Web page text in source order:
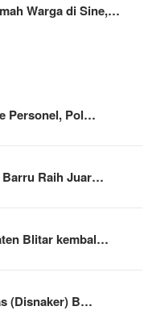
Warga di Sine,…
Personel, Pol…
Barru Raih Juar…
Blitar kembal…
(Disnaker) B…